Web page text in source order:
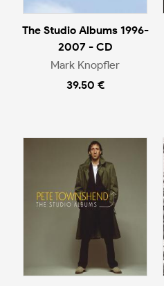
The Studio Albums 1996-
2007 - CD
Mark Knopfler
39.50 €